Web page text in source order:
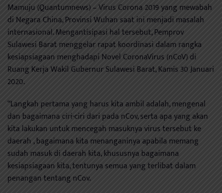
Mamuju (Quantumnews) – Virus Corona 2019 yang mewabah
di Negara China, Provinsi Wuhan saat ini menjadi masalah
internasional. Mengantisipasi hal tersebut, Pemprov
Sulawesi Barat menggelar rapat koordinasi dalam rangka
kesiapsiagaan menghadapi Novel CoronaVirus (nCoV) di
Ruang Kerja Wakil Gubernur Sulawesi Barat, Kamis 30 Januari
2020.
“Langkah pertama yang harus kita ambil adalah, mengenal
dan bagaimana ciri-ciri dari pada nCov, serta apa yang akan
kita lakukan untuk mencegah masuknya virus tersebut ke
daerah , bagaimana kita menanganinya apabila memang
sudah masuk di daerah kita, khususnya bagaimana
kesiapsiagaan kita, tentunya semua yang terlibat dalam
penangan tentang nCov.